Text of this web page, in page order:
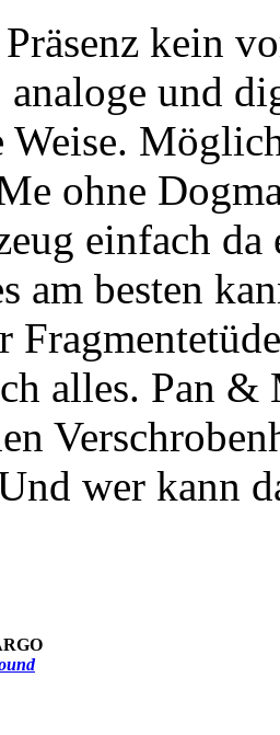
kein
und
Weise.
ohne
einfach
am besten
alles. Pan &
wer kann